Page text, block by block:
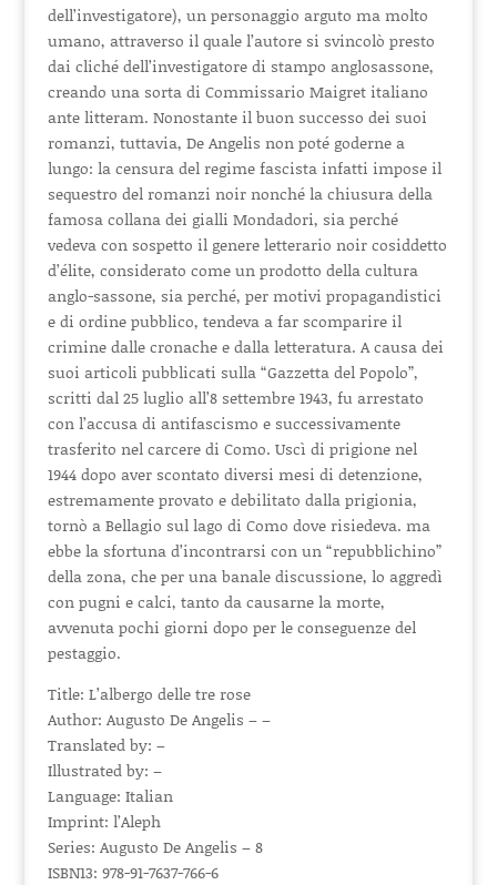
dell’investigatore), un personaggio arguto ma molto
umano, attraverso il quale l’autore si svincolò presto
dai cliché dell’investigatore di stampo anglosassone,
creando una sorta di Commissario Maigret italiano
ante litteram. Nonostante il buon successo dei suoi
romanzi, tuttavia, De Angelis non poté goderne a
lungo: la censura del regime fascista infatti impose il
sequestro del romanzi noir nonché la chiusura della
famosa collana dei gialli Mondadori, sia perché
vedeva con sospetto il genere letterario noir cosiddetto
d’élite, considerato come un prodotto della cultura
anglo-sassone, sia perché, per motivi propagandistici
e di ordine pubblico, tendeva a far scomparire il
crimine dalle cronache e dalla letteratura. A causa dei
suoi articoli pubblicati sulla “Gazzetta del Popolo”,
scritti dal 25 luglio all’8 settembre 1943, fu arrestato
con l’accusa di antifascismo e successivamente
trasferito nel carcere di Como. Uscì di prigione nel
1944 dopo aver scontato diversi mesi di detenzione,
estremamente provato e debilitato dalla prigionia,
tornò a Bellagio sul lago di Como dove risiedeva. ma
ebbe la sfortuna d’incontrarsi con un “repubblichino”
della zona, che per una banale discussione, lo aggredì
con pugni e calci, tanto da causarne la morte,
avvenuta pochi giorni dopo per le conseguenze del
pestaggio.
Title: L’albergo delle tre rose
Author: Augusto De Angelis – –
Translated by: –
Illustrated by: –
Language: Italian
Imprint: l’Aleph
Series: Augusto De Angelis – 8
ISBN13: 978-91-7637-766-6